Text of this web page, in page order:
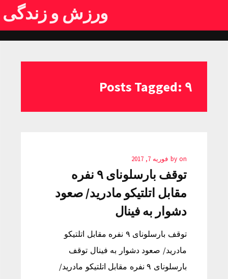
ورزش و زندگی
Posts Tagged: ۹
by on فوریه 7, 2017
توقف بارسلونای ۹ نفره
مقابل اتلتیکو مادرید/ صعود
دشوار به فینال
توقف بارسلونای ۹ نفره مقابل اتلتیکو
مادرید/ صعود دشوار به فینال توقف
بارسلونای ۹ نفره مقابل اتلتیکو مادرید/